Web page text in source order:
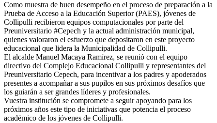
Como muestra de buen desempeño en el proceso de preparación a la
Prueba de Acceso a la Educación Superior (PAES), jóvenes de
Collipulli recibieron equipos computacionales por parte del
Preuniversitario #Cepech y la actual administración municipal,
quienes valoraron el esfuerzo que depositaron en este proyecto
educacional que lidera la Municipalidad de Collipulli.
El alcalde Manuel Macaya Ramírez, se reunió con el equipo
directivo del Complejo Educacional Collipulli y representantes del
Preuniversitario Cepech, para incentivar a los padres y apoderados
presentes a acompañar a sus pupilos en sus próximos desafíos que
los guiarán a ser grandes líderes y profesionales.
Vuestra institución se compromete a seguir apoyando para los
próximos años este tipo de iniciativas que potencia el proceso
académico de los jóvenes de Collipulli.